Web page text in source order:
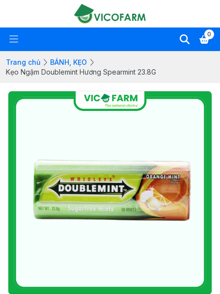
0
Trang chủ
BÁNH, KẸO
Kẹo Ngậm Doublemint Hương Spearmint 23.8G